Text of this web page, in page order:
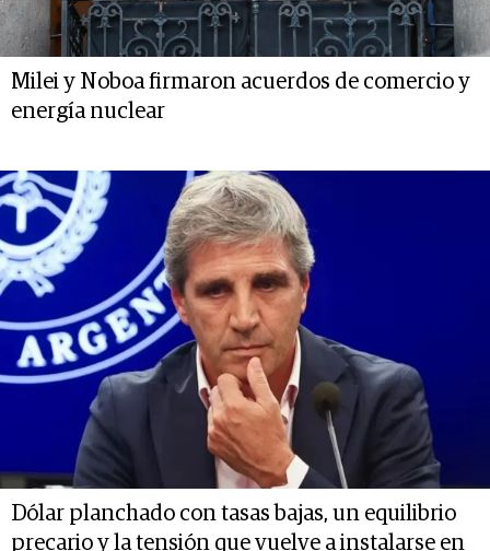
Milei y Noboa firmaron acuerdos de comercio y
energía nuclear
Dólar planchado con tasas bajas, un equilibrio
precario y la tensión que vuelve a instalarse en